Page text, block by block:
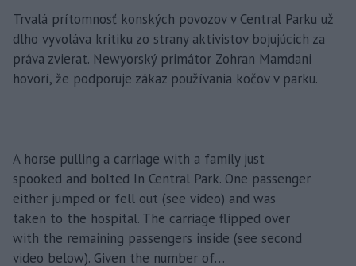
Trvalá prítomnosť konských povozov v Central Parku už
dlho vyvoláva kritiku zo strany aktivistov bojujúcich za
práva zvierat. Newyorský primátor Zohran Mamdani
hovorí, že podporuje zákaz používania kočov v parku.
A horse pulling a carriage with a family just
spooked and bolted In Central Park. One passenger
either jumped or fell out (see video) and was
taken to the hospital. The carriage flipped over
with the remaining passengers inside (see second
video below). Given the number of…